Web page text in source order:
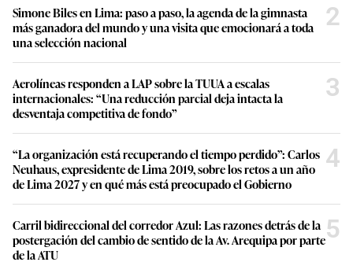
Simone Biles en Lima: paso a paso, la agenda de la gimnasta
más ganadora del mundo y una visita que emocionará a toda
una selección nacional
2
Aerolíneas responden a LAP sobre la TUUA a escalas
internacionales: “Una reducción parcial deja intacta la
desventaja competitiva de fondo”
3
“La organización está recuperando el tiempo perdido”: Carlos
Neuhaus, expresidente de Lima 2019, sobre los retos a un año
de Lima 2027 y en qué más está preocupado el Gobierno
4
Carril bidireccional del corredor Azul: Las razones detrás de la
postergación del cambio de sentido de la Av. Arequipa por parte
de la ATU
5